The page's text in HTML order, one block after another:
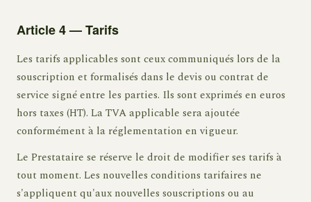
Article 4 — Tarifs
Les tarifs applicables sont ceux communiqués lors de la
souscription et formalisés dans le devis ou contrat de
service signé entre les parties. Ils sont exprimés en euros
hors taxes (HT). La TVA applicable sera ajoutée
conformément à la réglementation en vigueur.
Le Prestataire se réserve le droit de modifier ses tarifs à
tout moment. Les nouvelles conditions tarifaires ne
s'appliquent qu'aux nouvelles souscriptions ou au